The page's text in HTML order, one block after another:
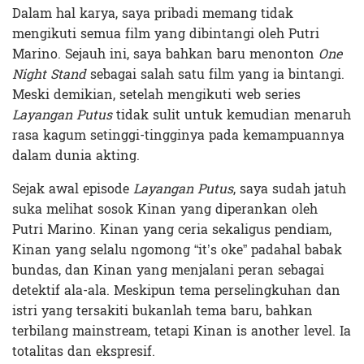
Dalam hal karya, saya pribadi memang tidak
mengikuti semua film yang dibintangi oleh Putri
Marino. Sejauh ini, saya bahkan baru menonton One
Night Standsebagai salah satu film yang ia bintangi.
Meski demikian, setelah mengikuti web series
Layangan Putustidak sulit untuk kemudian menaruh
rasa kagum setinggi-tingginya pada kemampuannya
dalam dunia akting.
Sejak awal episodeLayangan Putus, saya sudah jatuh
suka melihat sosok Kinan yang diperankan oleh
Putri Marino. Kinan yang ceria sekaligus pendiam,
Kinan yang selalu ngomong “it’s oke” padahal babak
bundas, dan Kinan yang menjalani peran sebagai
detektif ala-ala. Meskipun tema perselingkuhan dan
istri yang tersakiti bukanlah tema baru, bahkan
terbilang mainstream, tetapi Kinan is another level. Ia
totalitas dan ekspresif.